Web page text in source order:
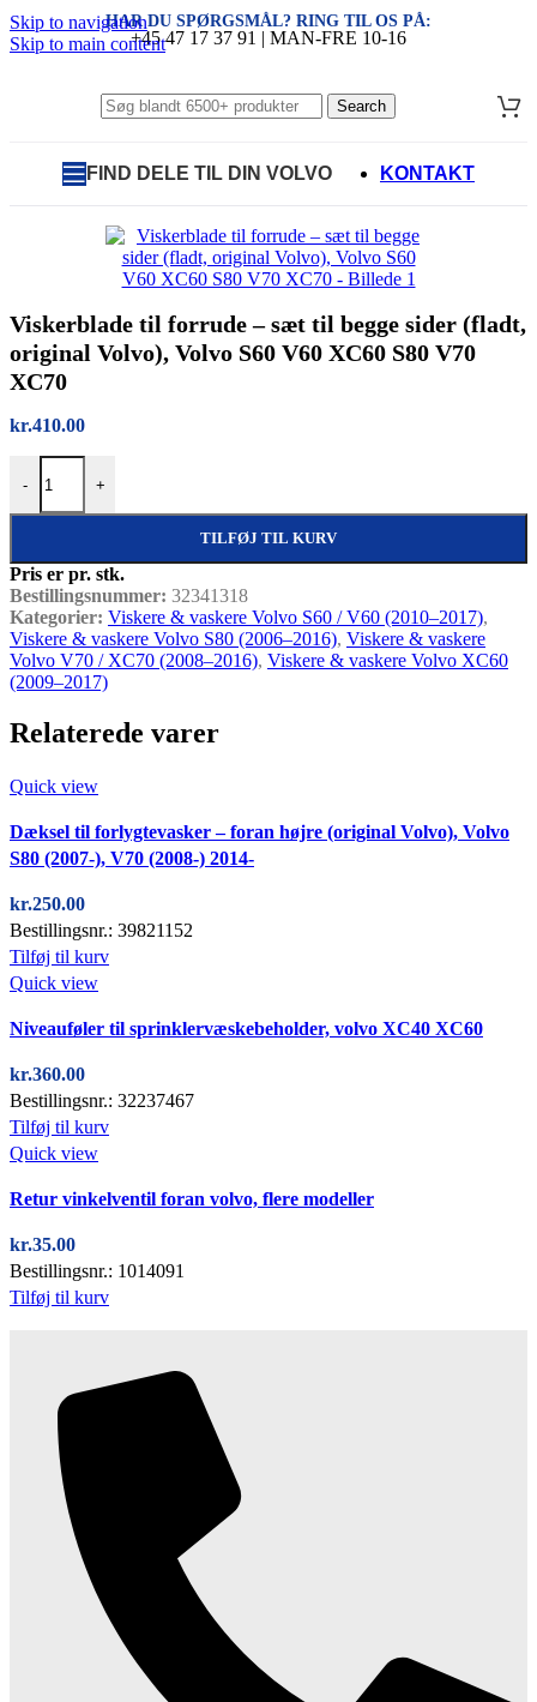
Skip to navigation
Skip to main content
HAR DU SPØRGSMÅL? RING TIL OS PÅ:
+45 47 17 37 91 | MAN-FRE 10-16
Search
FIND DELE TIL DIN VOLVO KONTAKT
Viskerblade til forrude – sæt til begge sider (fladt,
original Volvo), Volvo S60 V60 XC60 S80 V70
XC70
kr.410.00
-
Viskerblade til forrude – sæt til begge sider (fladt, original Volvo),
+
TILFØJ TIL KURV
Pris er pr. stk.
Bestillingsnummer: 32341318
Kategorier: Viskere & vaskere Volvo S60 / V60 (2010–2017),
Viskere & vaskere Volvo S80 (2006–2016), Viskere & vaskere
Volvo V70 / XC70 (2008–2016), Viskere & vaskere Volvo XC60
(2009–2017)
Relaterede varer
Quick view
Dæksel til forlygtevasker – foran højre (original Volvo), Volvo
S80 (2007-), V70 (2008-) 2014-
kr.250.00
Bestillingsnr.: 39821152
Tilføj til kurv
Quick view
Niveauføler til sprinklervæskebeholder, volvo XC40 XC60
kr.360.00
Bestillingsnr.: 32237467
Tilføj til kurv
Quick view
Retur vinkelventil foran volvo, flere modeller
kr.35.00
Bestillingsnr.: 1014091
Tilføj til kurv